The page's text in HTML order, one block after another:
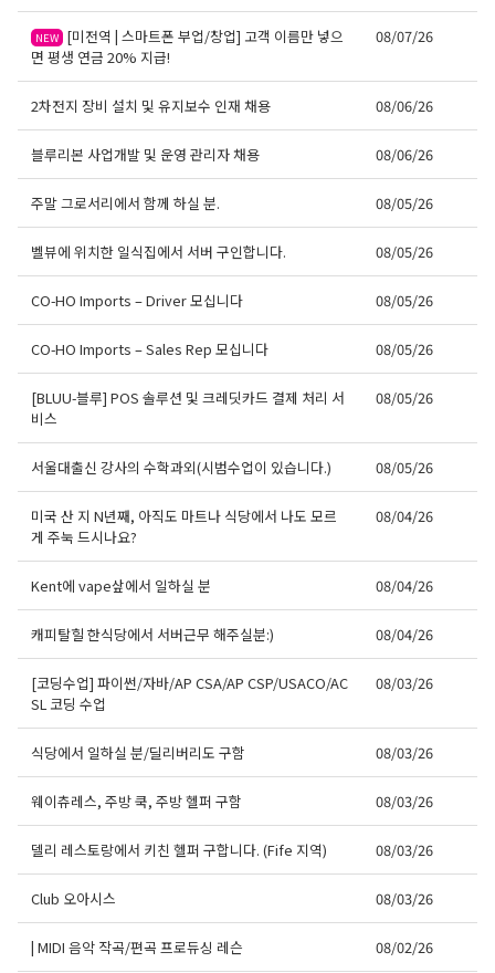
NEW [미전역 | 스마트폰 부업/창업] 고객 이름만 넣으
면 평생 연금 20% 지급!
08/07/26
2차전지 장비 설치 및 유지보수 인재 채용 08/06/26
블루리본 사업개발 및 운영 관리자 채용 08/06/26
주말 그로서리에서 함께 하실 분. 08/05/26
벨뷰에 위치한 일식집에서 서버 구인합니다. 08/05/26
CO-HO Imports – Driver 모십니다 08/05/26
CO-HO Imports – Sales Rep 모십니다 08/05/26
[BLUU-블루] POS 솔루션 및 크레딧카드 결제 처리 서
비스
08/05/26
서울대출신 강사의 수학과외(시범수업이 있습니다.) 08/05/26
미국 산 지 N년째, 아직도 마트나 식당에서 나도 모르
게 주눅 드시나요?
08/04/26
Kent에 vape샆에서 일하실 분 08/04/26
캐피탈힐 한식당에서 서버근무 해주실분:) 08/04/26
[코딩수업] 파이썬/자바/AP CSA/AP CSP/USACO/AC
SL 코딩 수업
08/03/26
식당에서 일하실 분/딜리버리도 구함 08/03/26
웨이츄레스, 주방 쿡, 주방 헬퍼 구함 08/03/26
델리 레스토랑에서 키친 헬퍼 구합니다. (Fife 지역) 08/03/26
Club 오아시스 08/03/26
| MIDI 음악 작곡/편곡 프로듀싱 레슨 08/02/26